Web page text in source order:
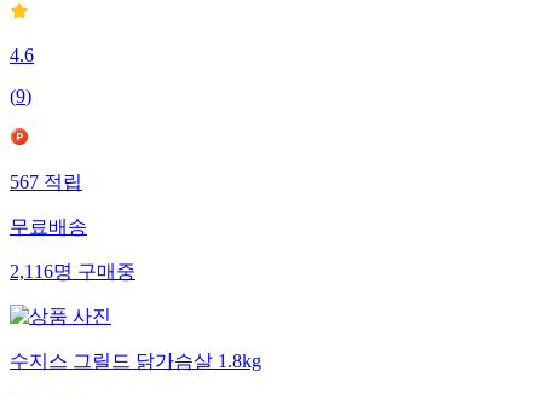
4.6
(9)
567적립
무료배송
2,116명구매중
수지스 그릴드 닭가슴살 1.8kg